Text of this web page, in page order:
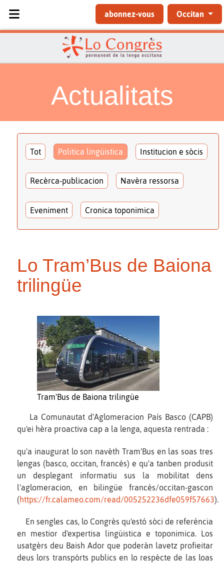
abonnez-vous Occitan
Actualitats
Tot Politica lingüistica Institucion e sòcis
Recèrca-publicacion Navèra ressorsa
Eveniment Cronica toponimica
Lo Tram’Bus de Baiona
trilingüe
Tram'Bus de Baiona trilingüe
La Comunautat d'Aglomeracion País Basco (CAPB)
qu'ei hèra proactiva cap a la lenga, aquesta rentrada :
qu'a inaugurat lo son navèth Tram'Bus en las soas tres
lengas (basco, occitan, francés) e qu'a tanben produsit
un desplegant informatiu sus la mobilitat dens
l'aglomeracion, en bilingüe francés/occitan-gascon
(https://fr.calameo.com/read/005252236dfe059f57663).
En sengles cas, lo Congrès qu'estó sòci de referéncia
en mestior d'expertisa lingüistica e toponimica. Los
usatgèrs deu Baish Ador que poderàn lavetz profieitar
deus lors transpòrts publics en lo respècte de las loas